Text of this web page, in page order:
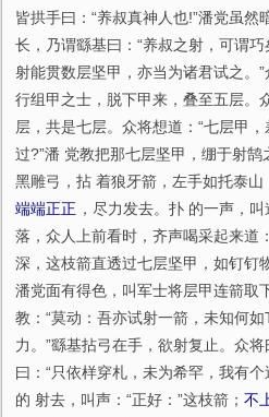
皆拱手曰：“养叔真神人也!”潘党虽
长，乃谓繇基曰：“养叔之射，可谓
射能贯数层坚甲，亦当为诸君试之。
行组甲之士，脱下甲来，叠至五层。
层，共是七层。众将想道：“七层甲
过?”潘 党教把那七层坚甲，绷于射
黑雕弓，拈 着狼牙箭，左手如托泰
端端正正 ，尽力发去。扑 的一声，
落，众人上前看时，齐声喝采起来道
深，这枝箭直透过七层坚甲，如钉钉
潘党面有得色，叫军士将层甲连箭取
教：“莫动：吾亦试射一箭，未知何如
力。”繇基拈弓在手，欲射复止。众
曰：“只依样穿札，未为希罕，我有
的 射去，叫声：“正好：”这枝箭； 不